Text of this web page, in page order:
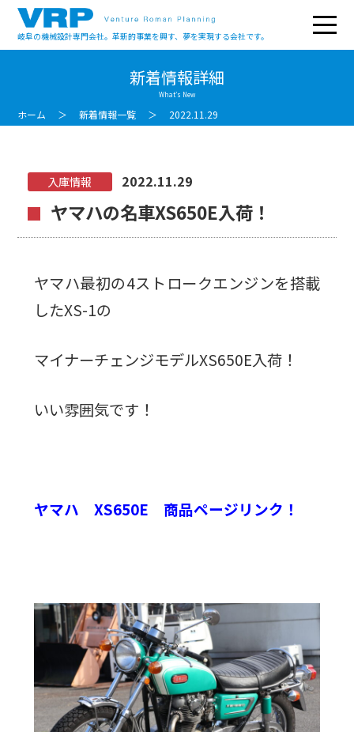
岐阜の機械設計専門会社。革新的事業を興す、夢を実現する会社です。
ホーム 新着情報一覧 2022.11.29
新着情報詳細
What’s New
入庫情報 2022.11.29
ヤマハの名車XS650E入荷！
ヤマハ最初の4ストロークエンジンを搭載
したXS-1の
マイナーチェンジモデルXS650E入荷！
いい雰囲気です！
ヤマハ XS650E 商品ページリンク！